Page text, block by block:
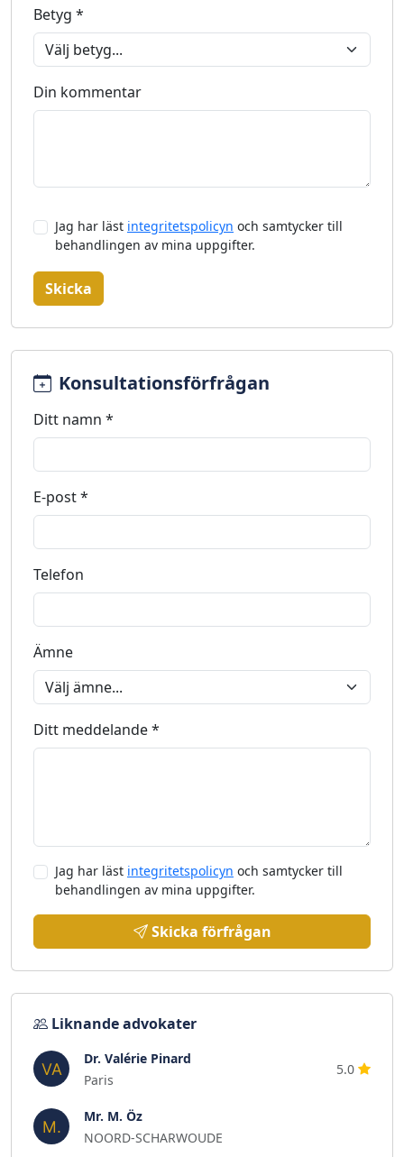
Betyg *
Din kommentar
Jag har läst integritetspolicyn och samtycker till
behandlingen av mina uppgifter.
Skicka
Konsultationsförfrågan
Ditt namn *
E-post *
Telefon
Ämne
Ditt meddelande *
Jag har läst integritetspolicyn och samtycker till
behandlingen av mina uppgifter.
Skicka förfrågan
Liknande advokater
Dr. Valérie Pinard
Paris
5.0
Mr. M. Öz
NOORD-SCHARWOUDE